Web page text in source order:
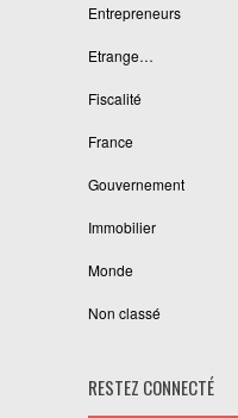
Entrepreneurs
Etrange…
Fiscalité
France
Gouvernement
Immobilier
Monde
Non classé
RESTEZ CONNECTÉ